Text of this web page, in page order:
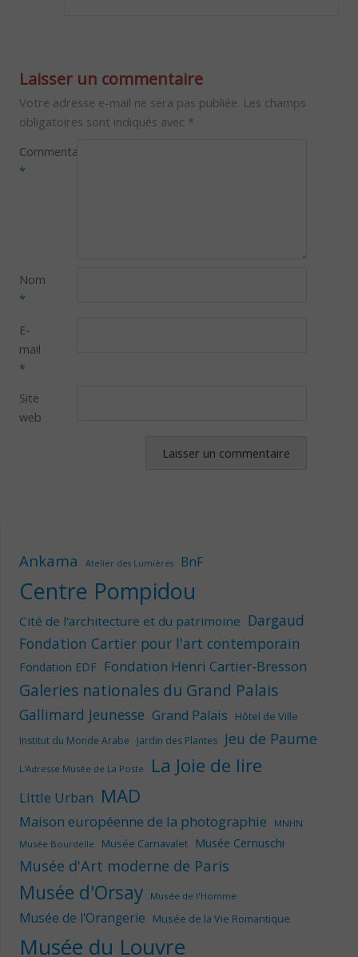
Laisser un commentaire
Votre adresse e-mail ne sera pas publiée. Les champs
obligatoires sont indiqués avec *
Commentaire
*
Nom
*
E-
mail
*
Site
web
Ankama Atelier des Lumières BnF
Centre Pompidou
Cité de l'architecture et du patrimoine Dargaud
Fondation Cartier pour l'art contemporain
Fondation EDF Fondation Henri Cartier-Bresson
Galeries nationales du Grand Palais
Gallimard Jeunesse Grand Palais Hôtel de Ville
Institut du Monde Arabe Jardin des Plantes Jeu de Paume
L'Adresse Musée de La Poste La Joie de lire
Little Urban MAD
Maison européenne de la photographie
MNHN
Musée Bourdelle
Musée Carnavalet Musée Cernuschi
Musée d'Art moderne de Paris
Musée d'Orsay Musée de l'Homme
Musée de l'Orangerie Musée de la Vie Romantique
Musée du Louvre